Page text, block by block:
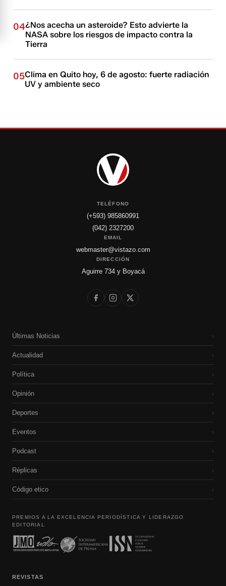
04¿Nos acecha un asteroide? Esto advierte la
NASA sobre los riesgos de impacto contra la
Tierra
05Clima en Quito hoy, 6 de agosto: fuerte radiación
UV y ambiente seco
TELÉFONO
(+593) 985860991
(042) 2327200
EMAIL
webmaster@vistazo.com
DIRECCIÓN
Aguirre 734 y Boyacá
Últimas Noticias ›
Actualidad ›
Política ›
Opinión ›
Deportes ›
Eventos ›
Podcast ›
Réplicas ›
Código etico ›
PREMIOS A LA EXCELENCIA PERIODÍSTICA Y LIDERAZGO
EDITORIAL
REVISTAS